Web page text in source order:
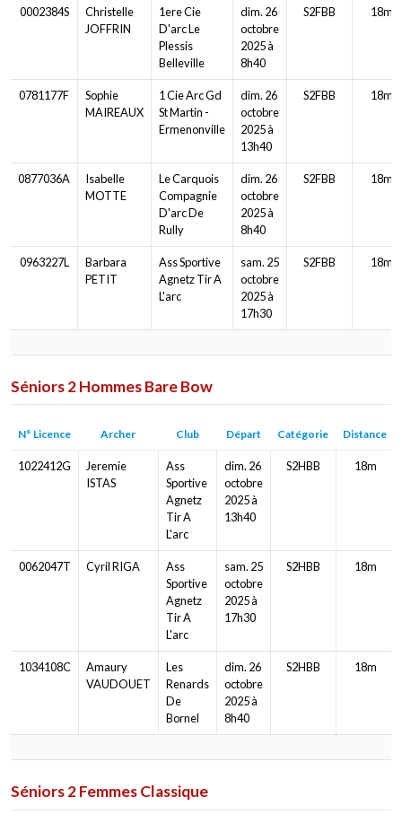
0002384S
Christelle
JOFFRIN
1ere Cie
D'arc Le
Plessis
Belleville
dim. 26
octobre
2025 à
8h40
S2FBB 18m
0781177F
Sophie
MAIREAUX
1 Cie Arc Gd
St Martin -
Ermenonville
dim. 26
octobre
2025 à
13h40
S2FBB 18m
0877036A
Isabelle
MOTTE
Le Carquois
Compagnie
D'arc De
Rully
dim. 26
octobre
2025 à
8h40
S2FBB 18m
0963227L
Barbara
PETIT
Ass Sportive
Agnetz Tir A
L'arc
sam. 25
octobre
2025 à
17h30
S2FBB 18m
Séniors 2 Hommes Bare Bow
N° Licence Archer Club Départ Catégorie Distance
1022412G
Jeremie
ISTAS
Ass
Sportive
Agnetz
Tir A
L'arc
dim. 26
octobre
2025 à
13h40
S2HBB 18m
0062047T Cyril RIGA
Ass
Sportive
Agnetz
Tir A
L'arc
sam. 25
octobre
2025 à
17h30
S2HBB 18m
1034108C
Amaury
VAUDOUET
Les
Renards
De
Bornel
dim. 26
octobre
2025 à
8h40
S2HBB 18m
Séniors 2 Femmes Classique